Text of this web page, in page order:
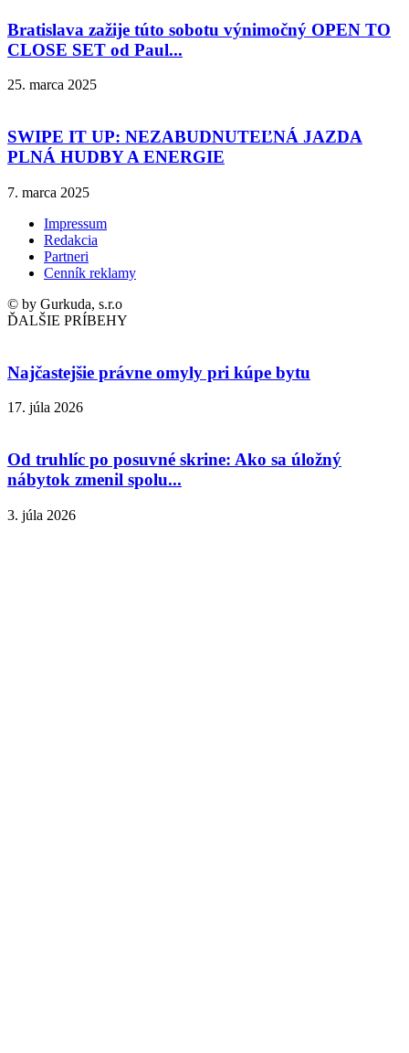
Bratislava zažije túto sobotu výnimočný OPEN TO
CLOSE SET od Paul...
25. marca 2025
SWIPE IT UP: NEZABUDNUTEĽNÁ JAZDA
PLNÁ HUDBY A ENERGIE
7. marca 2025
Impressum
Redakcia
Partneri
Cenník reklamy
© by Gurkuda, s.r.o
ĎALŠIE PRÍBEHY
Najčastejšie právne omyly pri kúpe bytu
17. júla 2026
Od truhlíc po posuvné skrine: Ako sa úložný
nábytok zmenil spolu...
3. júla 2026